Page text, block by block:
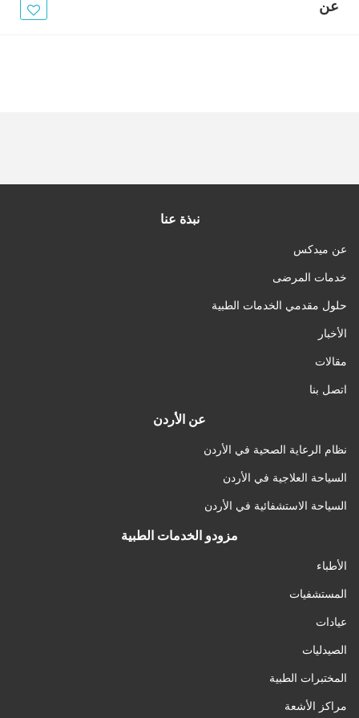
عن
نبذة عنا
عن ميدكس
خدمات المرضى
حلول مقدمي الخدمات الطبية
الأخبار
مقالات
اتصل بنا
عن الأردن
نظام الرعاية الصحية في الأردن
السياحة العلاجية في الأردن
السياحة الاستشفائية في الأردن
مزودو الخدمات الطبية
الأطباء
المستشفيات
عيادات
الصيدليات
المختبرات الطبية
مراكز الأشعة